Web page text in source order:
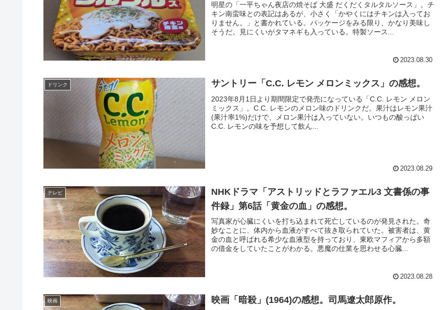
明星の「一平ちゃん夜店の焼そば 大盛 だくだくタルタルソース」。チ
キン南蛮味との表記はあるが、小さく「かやくにはチキンは入ってお
りません。」と書かれている。パッケージをみる限り、かなり美味し
そうだ。見にくいがタマネギも入っている。特製ソース...
2023.08.30
ドリンク サントリー「C.C. レモン メロンミックス」の感想。
2023年8月1日より期間限定で発売になっている「C.C. レモン メロン
ミックス」。C.C. レモンのメロン味のドリンクだ。果汁はレモン果汁
(果汁率1%)だけで、メロン果汁は入っていない。いつもの酸っぱい
C.C. レモンの味を予想して飲ん...
2023.08.29
テレビ
NHKドラマ「アストリッドとラファエル3 文書係の事
件録」第6話「黄金の血」の感想。
写真家が心臓にくいを打ち込まれて死亡しているのが発見された。奇
妙なことに、体内から血液がすべて抜き取られていた。被害者は、黄
金の血と呼ばれる希少な血液型を持っており、東欧マフィアから多額
の借金をしていたことがわかる。悪魔の仕業を思わせる心臓...
2023.08.28
映画 映画「暗殺」(1964)の感想。司馬遼太郎原作。